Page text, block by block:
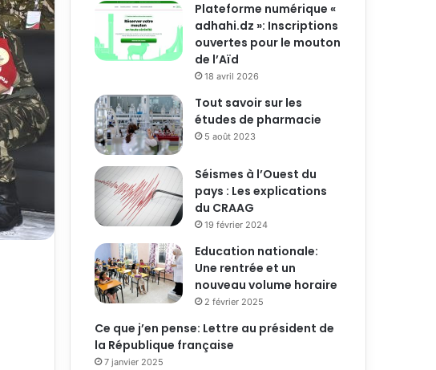
Plateforme numérique «
adhahi.dz »: Inscriptions
ouvertes pour le mouton
de l’Aïd
18 avril 2026
Tout savoir sur les
études de pharmacie
5 août 2023
Séismes à l’Ouest du
pays : Les explications
du CRAAG
19 février 2024
Education nationale:
Une rentrée et un
nouveau volume horaire
2 février 2025
Ce que j’en pense: Lettre au président de
la République française
7 janvier 2025